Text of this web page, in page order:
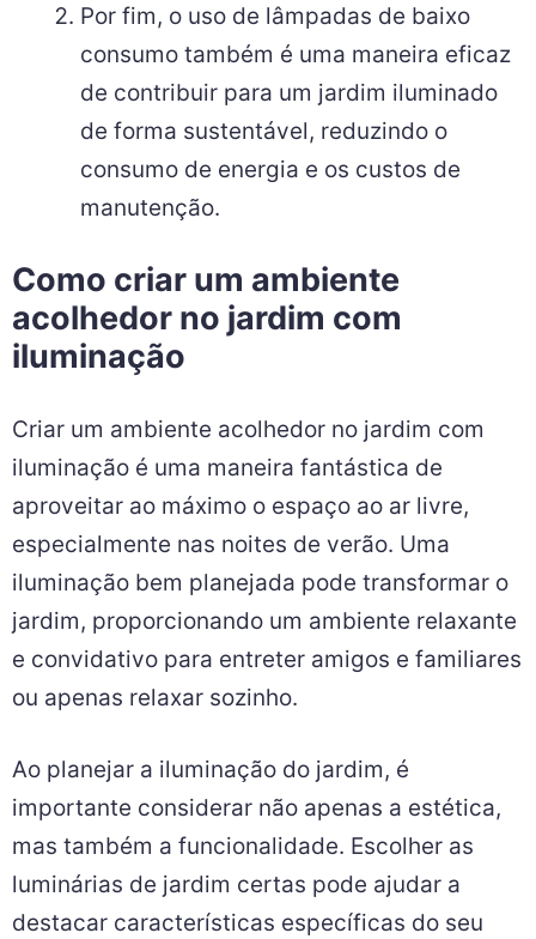
Por fim, o uso de lâmpadas de baixo
consumo também é uma maneira eficaz
de contribuir para um jardim iluminado
de forma sustentável, reduzindo o
consumo de energia e os custos de
manutenção.
Como criar um ambiente
acolhedor no jardim com
iluminação
Criar um ambiente acolhedor no jardim com
iluminação é uma maneira fantástica de
aproveitar ao máximo o espaço ao ar livre,
especialmente nas noites de verão. Uma
iluminação bem planejada pode transformar o
jardim, proporcionando um ambiente relaxante
e convidativo para entreter amigos e familiares
ou apenas relaxar sozinho.
Ao planejar a iluminação do jardim, é
importante considerar não apenas a estética,
mas também a funcionalidade. Escolher as
luminárias de jardim certas pode ajudar a
destacar características específicas do seu